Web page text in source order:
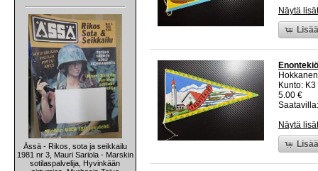
Ässä - Rikos, sota ja seikkailu
1981 nr 3, Mauri Sariola - Marskin
sotilaspalvelija, Hyvinkään
Näytä
Kunto:
5.00 €
Näytä